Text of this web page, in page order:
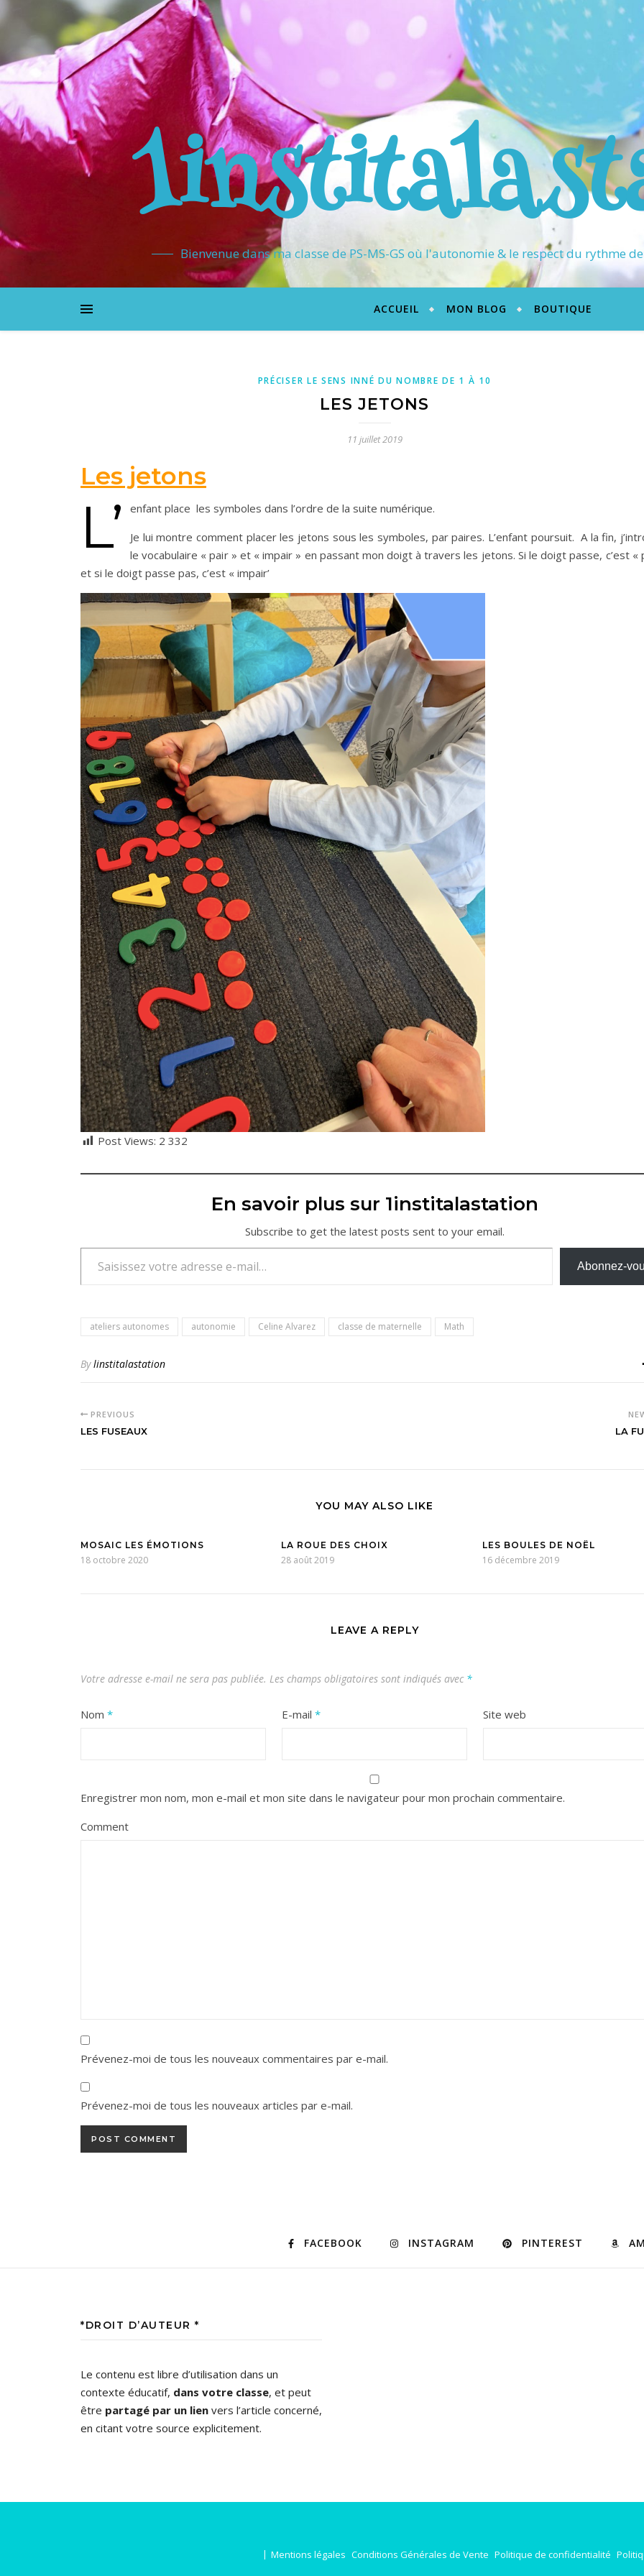
Bienvenue dans ma classe de PS-MS-GS où l'autonomie & le respect du rythme
ACCUEIL MON BLOG BOUTIQUE
PRÉCISER LE SENS INNÉ DU NOMBRE DE 1 À 10
LES JETONS
11 juillet 2019
Les jetons
L’
enfant place les symboles dans l’ordre de la suite numérique.
Je lui montre comment placer les jetons sous les symboles, par paires. L’enfant poursuit. A la fin,
le vocabulaire « pair » et « impair » en passant mon doigt à travers les jetons. Si le doigt passe, c’est «
et si le doigt passe pas, c’est « impair’
Post Views: 2 332
En savoir plus sur 1institalastation
Subscribe to get the latest posts sent to your email.
Saisissez votre adresse e-mail…
Abonnez-
ateliers autonomes autonomie Celine Alvarez classe de maternelle Math
Bylinstitalastation
PREVIOUS
LES FUSEAUX LA
YOU MAY ALSO LIKE
MOSAIC LES ÉMOTIONS
18 octobre 2020
LA ROUE DES CHOIX
28 août 2019
LES BOULES DE NOËL
16 décembre 2019
LEAVE A REPLY
Votre adresse e-mail ne sera pas publiée. Les champs obligatoires sont indiqués avec *
Nom * E-mail * Site web
Enregistrer mon nom, mon e-mail et mon site dans le navigateur pour mon prochain commentaire.
Comment
Prévenez-moi de tous les nouveaux commentaires par e-mail.
Prévenez-moi de tous les nouveaux articles par e-mail.
FACEBOOK INSTAGRAM PINTEREST
*DROIT D’AUTEUR *
Le contenu est libre d’utilisation dans un
contexte éducatif, dans votre classe, et peut
être partagé par un lien vers l’article concerné,
en citant votre source explicitement.
Mentions légales Conditions Générales de Vente Politique de confidentialité